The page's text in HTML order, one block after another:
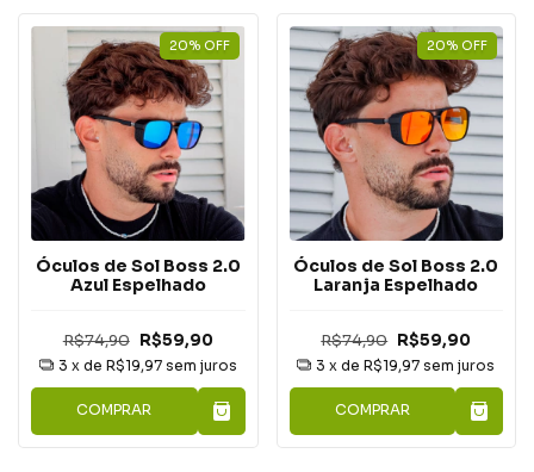
20% OFF
Óculos de Sol Boss 2.0
Azul Espelhado
R$74,90 R$59,90
3 x de R$19,97 sem juros
COMPRAR
20% OFF
Óculos de Sol Boss 2.0
Laranja Espelhado
R$74,90 R$59,90
3 x deR$19,97 sem juros
COMPRAR